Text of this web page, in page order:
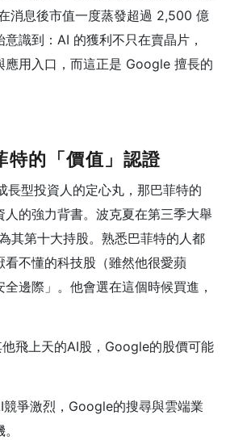
消息後市值一度蒸發超過 2,500 億
識到：AI 的獲利不只在賣晶片，
應用入口，而這正是 Google 擅長的
特的「價值」認證
長型投資人的定心丸，那巴菲特的
的強力背書。波克夏在第三季大舉
其第十大持股。熟悉巴菲特的人都
看不懂的科技股（雖然他很愛蘋
邊際」。他會選在這個時候買進，
飛上天的AI股，Google的股價可能
競爭激烈，Google的搜尋與雲端業